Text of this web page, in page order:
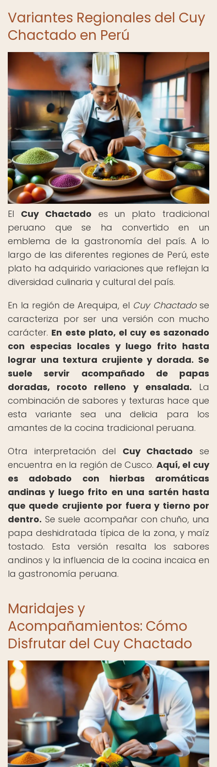
Variantes Regionales del Cuy
Chactado en Perú
El Cuy Chactado es un plato tradicional
peruano que se ha convertido en un
emblema de la gastronomía del país. A lo
largo de las diferentes regiones de Perú, este
plato ha adquirido variaciones que reflejan la
diversidad culinaria y cultural del país.
En la región de Arequipa, el Cuy Chactadose
caracteriza por ser una versión con mucho
carácter. En este plato, el cuy es sazonado
con especias locales y luego frito hasta
lograr una textura crujiente y dorada. Se
suele servir acompañado de papas
doradas, rocoto relleno y ensalada. La
combinación de sabores y texturas hace que
esta variante sea una delicia para los
amantes de la cocina tradicional peruana.
Otra interpretación del Cuy Chactado se
encuentra en la región de Cusco. Aquí, el cuy
es adobado con hierbas aromáticas
andinas y luego frito en una sartén hasta
que quede crujiente por fuera y tierno por
dentro. Se suele acompañar con chuño, una
papa deshidratada típica de la zona, y maíz
tostado. Esta versión resalta los sabores
andinos y la influencia de la cocina incaica en
la gastronomía peruana.
Maridajes y
Acompañamientos: Cómo
Disfrutar del Cuy Chactado